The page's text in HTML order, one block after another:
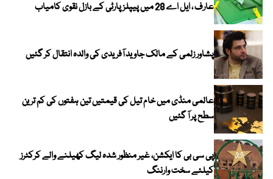
عارف ، ایل اے 28 میں پیپلز پارٹی کے بازل نقوی کامیاب
پشاور زلمی کے مالک جاوید آفریدی کی والدہ انتقال کر گئیں
عالمی منڈی میں خام تیل کی قیمتیں تین ہفتوں کی کم ترین
سطح پر آ گئیں
پی سی بی کا ایکشن، غیر منظور شدہ لیگ کھیلنے والے کرکٹرز
کیلئے سخت وارننگ